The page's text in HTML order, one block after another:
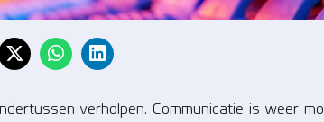
verholpen. Communicatie is weer